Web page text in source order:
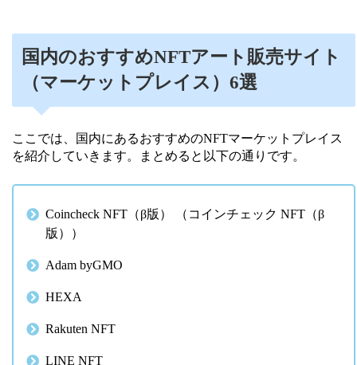
国内のおすすめNFTアート販売サイト
（マーケットプレイス）6選
ここでは、国内にあるおすすめのNFTマーケットプレイス
を紹介していきます。まとめると以下の通りです。
Coincheck NFT（β版） （コインチェック NFT（β
版））
Adam byGMO
HEXA
Rakuten NFT
LINE NFT